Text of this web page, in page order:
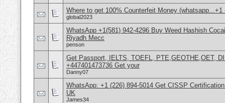
Where to get 100% Counterfeit Money (whatsapp...+1
global2023
WhatsApp +1(581) 942-4296 Buy Weed Hashish
Riyadh Mecc
penson
Get Passport, IELTS, TOEFL, PTE,GEOTHE,OET,
+447401473736 Get your
Danny07
WhatsApp: +1 (226) 894-5014​ Get CISSP
UK
James34